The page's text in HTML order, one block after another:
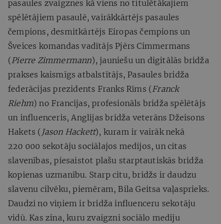
pasaules zvaigznes kā viens no titulētākajiem
spēlētājiem pasaulē, vairākkārtējs pasaules
čempions, desmitkārtējs Eiropas čempions un
Šveices komandas vadītājs Pjērs Cimmermans
(Pierre Zimmermann), jauniešu un digitālās bridža
prakses kaismīgs atbalstītājs, Pasaules bridža
federācijas prezidents Franks Rīms (Franck
Riehm) no Francijas, profesionāls bridža spēlētājs
un influenceris, Anglijas bridža veterāns Džeisons
Hakets ( Jason Hackett), kuram ir vairāk nekā
220 000 sekotāju sociālajos medijos, un citas
slavenības, piesaistot plašu starptautiskās bridža
kopienas uzmanību. Starp citu, bridžs ir daudzu
slavenu cilvēku, piemēram, Bila Geitsa vaļasprieks.
Daudzi no viņiem ir bridža influenceru sekotāju
vidū. Kas zina, kuru zvaigzni sociālo mediju